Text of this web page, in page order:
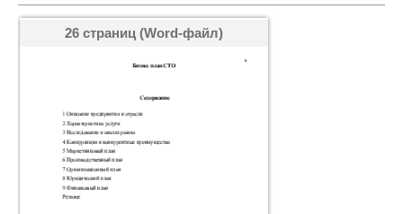
26 страниц (Word-файл)